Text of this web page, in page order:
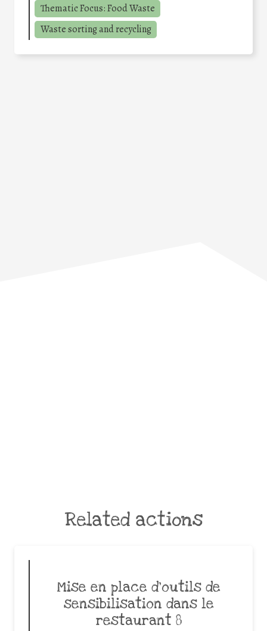
Thematic Focus: Food Waste
Waste sorting and recycling
Related actions
Mise en place d’outils de
sensibilisation dans le
restaurant 8